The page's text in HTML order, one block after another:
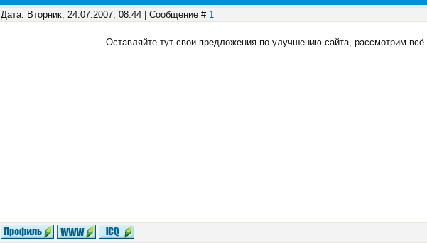
Дата: Вторник, 24.07.2007, 08:44 | Сообщение # 1
Оставляйте тут свои предложения по улучшению сайта, рассмотрим всё.